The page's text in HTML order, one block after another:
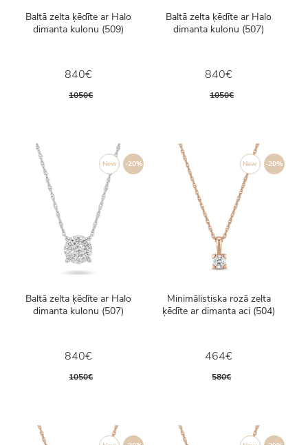
Baltā zelta ķēdīte ar Halo
dimanta kulonu (509)
840€
1050€
Baltā zelta ķēdīte ar Halo
dimanta kulonu (507)
840€
1050€
-20%
New
Baltā zelta ķēdīte ar Halo
dimanta kulonu (507)
840€
1050€
-20%
New
Minimālistiska rozā zelta
ķēdīte ar dimanta aci (504)
464€
580€